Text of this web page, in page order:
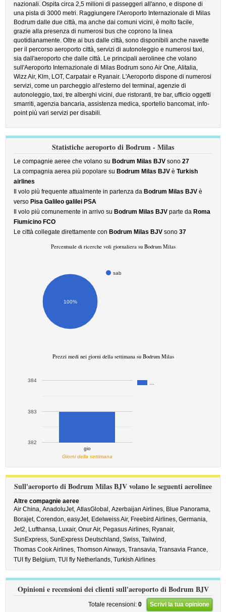
nazionali. Ospita circa 2,5 milioni di passeggeri all'anno, e dispone di
una pista di 3000 metri. Raggiungere l'Aeroporto Internazionale di Milas
Bodrum dalle due città, ma anche dai comuni vicini, è molto facile,
grazie alla presenza di numerosi bus che coprono la linea
quotidianamente. Oltre ai bus dalle città, sono disponibili anche navette
per il percorso aeroporto città, servizi di autonoleggio e numerosi taxi,
sia dall'aeroporto che dalle città. Le principali aerolinee che volano
sull'Aeroporto Internazionale di Milas Bodrum sono Air One, Alitalia,
Wizz Air, Klm, LOT, Carpatair e Ryanair. L'Aeroporto dispone di numerosi
servizi, come un parcheggio all'esterno del terminal, agenzie di
autonoleggio, taxi, tre alberghi vicini, due ristoranti, tre bar, ufficio oggetti
smarriti, agenzia bancaria, assistenza medica, sportello bancomat, info-
point più vari servizi per disabili.
Statistiche aeroporto di Bodrum - Milas
Le compagnie aeree che volano su Bodrum Milas BJV sono27
La compagnia aerea più popolare su Bodrum Milas BJV èTurkish
airlines
Il volo più frequente attualmente in partenza da Bodrum Milas BJV è
verso Pisa Galileo galilei PSA
Il volo più comunemente in arrivo su Bodrum Milas BJV parte da Roma
Fiumicino FCO
Le città collegate direttamente con Bodrum Milas BJV sono37
Percentuale di ricerche voli giornaliera su Bodrum Milas
sab
100%
Prezzi medi nei giorni della settimana su Bodrum Milas
gio
382
383
384
Giorni della settimana
Sull'aeroporto di Bodrum Milas BJV volano le seguenti aerolinee
Altre compagnie aeree
Air China,AnadoluJet,AtlasGlobal,Azerbaijan Airlines, Blue Panorama,
Borajet,Corendon,easyJet, Edelweiss Air, Freebird Airlines,Germania,
Jet2, Lufthansa, Luxair,Onur Air, Pegasus Airlines, Ryanair,
SunExpress,SunExpress Deutschland,Swiss,Tailwind,
Thomas Cook Airlines,Thomson Airways,Transavia,Transavia France,
TUI fly Belgium,TUI fly Netherlands,Turkish Airlines
Opinioni e recensioni dei clienti sull'aeroporto di Bodrum BJV
Totale recensioni: 0 Scrivi la tua opinione